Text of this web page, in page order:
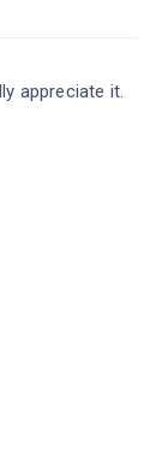
appreciate it.